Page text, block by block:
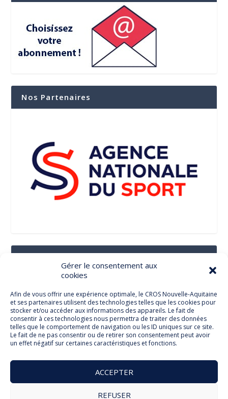
Gérer le consentement aux
cookies
Afin de vous offrir une expérience optimale, le CROS Nouvelle-Aquitaine
et ses partenaires utilisent des technologies telles que les cookies pour
stocker et/ou accéder aux informations des appareils. Le fait de
consentir à ces technologies nous permettra de traiter des données
telles que le comportement de navigation ou les ID uniques sur ce site.
Le fait de ne pas consentir ou de retirer son consentement peut avoir
un effet négatif sur certaines caractéristiques et fonctions.
ACCEPTER
REFUSER
Nos Partenaires
Facebook